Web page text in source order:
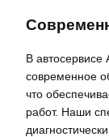
В автосервисе
современное
что
работ. Наши